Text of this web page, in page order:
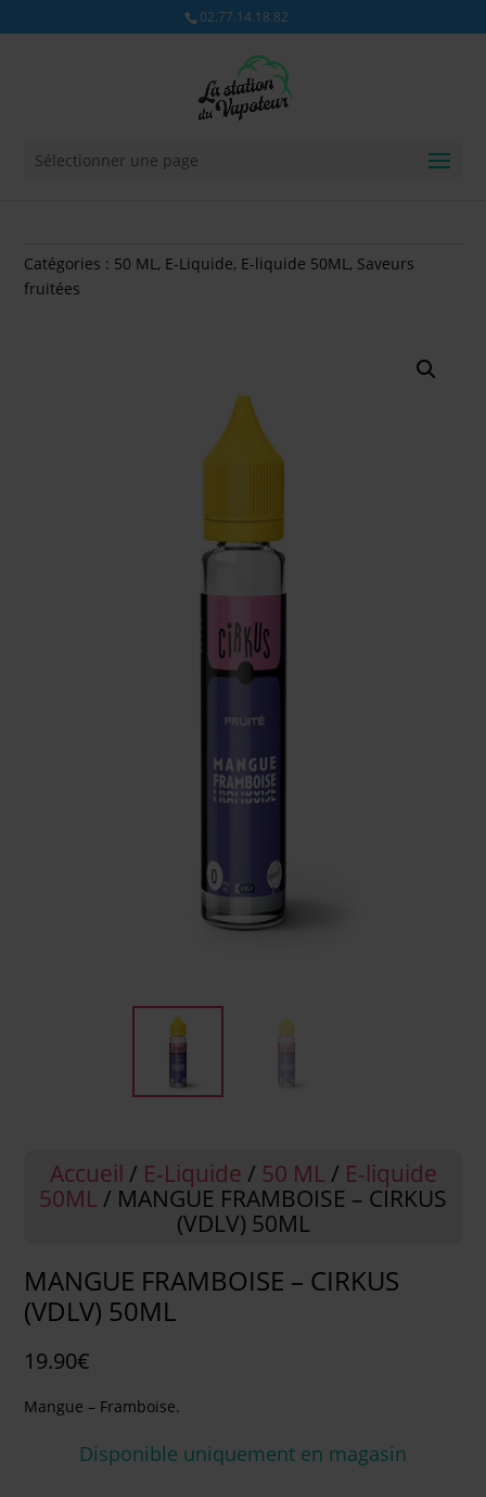
02.77.14.18.82
Sélectionner une page
Catégories : 50 ML, E-Liquide, E-liquide 50ML, Saveurs
fruitées
Accueil / E-Liquide / 50 ML / E-liquide
50ML / MANGUE FRAMBOISE – CIRKUS
(VDLV) 50ML
MANGUE FRAMBOISE – CIRKUS
(VDLV) 50ML
19.90€
Mangue – Framboise.
Disponible uniquement en magasin